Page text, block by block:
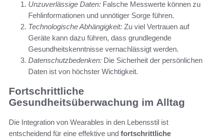
Unzuverlässige Daten: Falsche Messwerte können zu
Fehlinformationen und unnötiger Sorge führen.
Technologische Abhängigkeit: Zu viel Vertrauen auf
Geräte kann dazu führen, dass grundlegende
Gesundheitskenntnisse vernachlässigt werden.
Datenschutzbedenken: Die Sicherheit der persönlichen
Daten ist von höchster Wichtigkeit.
Fortschrittliche
Gesundheitsüberwachung im Alltag
Die Integration von Wearables in den Lebensstil ist
entscheidend für eine effektive und fortschrittliche